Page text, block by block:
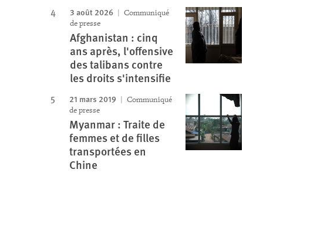
3 août 2026
Communiqué
de presse
Afghanistan : cinq
ans après, l'offensive
des talibans contre
les droits s'intensifie
21 mars 2019
Communiqué
de presse
Myanmar : Traite de
femmes et de filles
transportées en
Chine